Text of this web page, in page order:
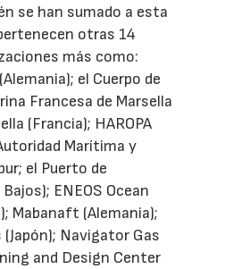
se han sumado a esta
otras 14
más como:
el Cuerpo de
Francesa de Marsella
(Francia); HAROPA
Marítima y
el Puerto de
ENEOS Ocean
Mabanaft (Alemania);
Navigator Gas
and Design Center